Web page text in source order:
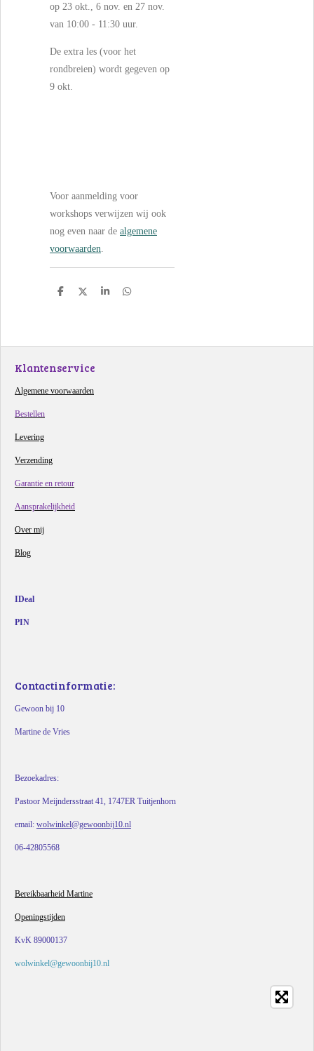
op 23 okt., 6 nov. en 27 nov.
van 10:00 - 11:30 uur.
De extra les (voor het
rondbreien) wordt gegeven op
9 okt.
Voor aanmelding voor
workshops verwijzen wij ook
nog even naar de algemene
voorwaarden
D
D
S
D
Klantenservice
Algemene voorwaarden
Bestellen
Levering
Verzending
Garantie en retour
Aansprakelijkheid
Over mij
Blog
IDeal
PIN
Contactinformatie:
Gewoon bij 10
Martine de Vries
Bezoekadres:
Pastoor Meijndersstraat 41, 1747ER Tuitjenhorn
email: wolwinkel@gewoonbij10.nl
06-42805568
Bereikbaarheid Martine
Openingstijden
KvK 89000137
wolwinkel@gewoonbij10.nl